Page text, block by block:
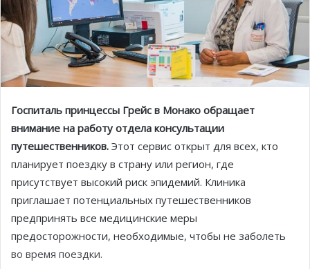
Госпиталь принцессы Грейс в Монако обращает
внимание на работу отдела консультации
путешественников. Этот сервис открыт для всех, кто
планирует поездку в страну или регион, где
присутствует высокий риск эпидемий. Клиника
приглашает потенциальных путешественников
предпринять все медицинские меры
предосторожности, необходимые, чтобы не заболеть
во время поездки.